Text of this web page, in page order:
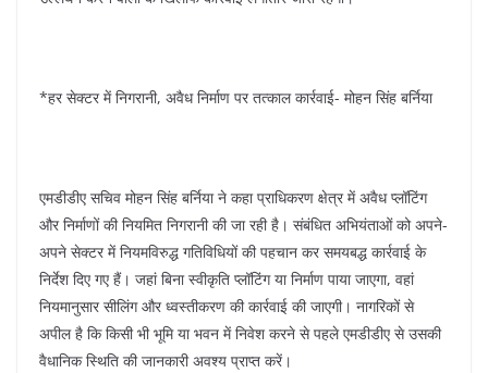
*हर सेक्टर में निगरानी, अवैध निर्माण पर तत्काल कार्रवाई- मोहन सिंह बर्निया
एमडीडीए सचिव मोहन सिंह बर्निया ने कहा प्राधिकरण क्षेत्र में अवैध प्लॉटिंग
और निर्माणों की नियमित निगरानी की जा रही है। संबंधित अभियंताओं को अपने-
अपने सेक्टर में नियमविरुद्ध गतिविधियों की पहचान कर समयबद्ध कार्रवाई के
निर्देश दिए गए हैं। जहां बिना स्वीकृति प्लॉटिंग या निर्माण पाया जाएगा, वहां
नियमानुसार सीलिंग और ध्वस्तीकरण की कार्रवाई की जाएगी। नागरिकों से
अपील है कि किसी भी भूमि या भवन में निवेश करने से पहले एमडीडीए से उसकी
वैधानिक स्थिति की जानकारी अवश्य प्राप्त करें।